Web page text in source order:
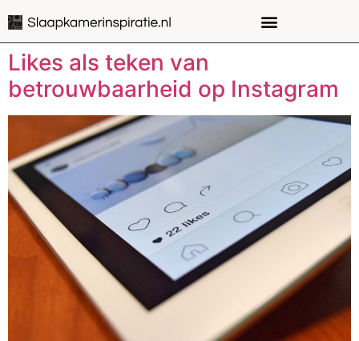
Likes als teken van
betrouwbaarheid op Instagram